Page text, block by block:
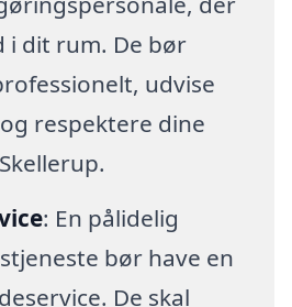
dit rum. De bør
udvise
respektere dine
: En pålidelig
bør have en
De skal